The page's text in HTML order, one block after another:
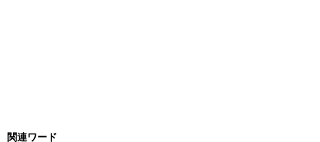
関連ワード